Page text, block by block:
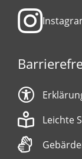
Leichte